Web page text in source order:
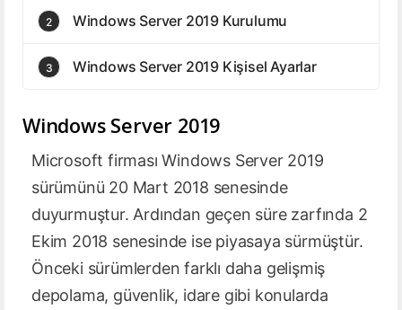
2 Windows Server 2019 Kurulumu
3 Windows Server 2019 Kişisel Ayarlar
Windows Server 2019
Microsoft firması Windows Server 2019
sürümünü 20 Mart 2018 senesinde
duyurmuştur. Ardından geçen süre zarfında 2
Ekim 2018 senesinde ise piyasaya sürmüştür.
Önceki sürümlerden farklı daha gelişmiş
depolama, güvenlik, idare gibi konularda